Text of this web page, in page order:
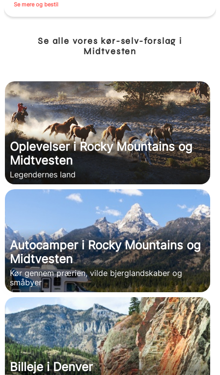
Se mere og bestil
Se alle vores kør-selv-forslag i
Midtvesten
Oplevelser i Rocky Mountains og
Midtvesten
Legendernes land
Autocamper i Rocky Mountains og
Midtvesten
Kør gennem prærien, vilde bjerglandskaber og
småbyer
Billeje i Denver